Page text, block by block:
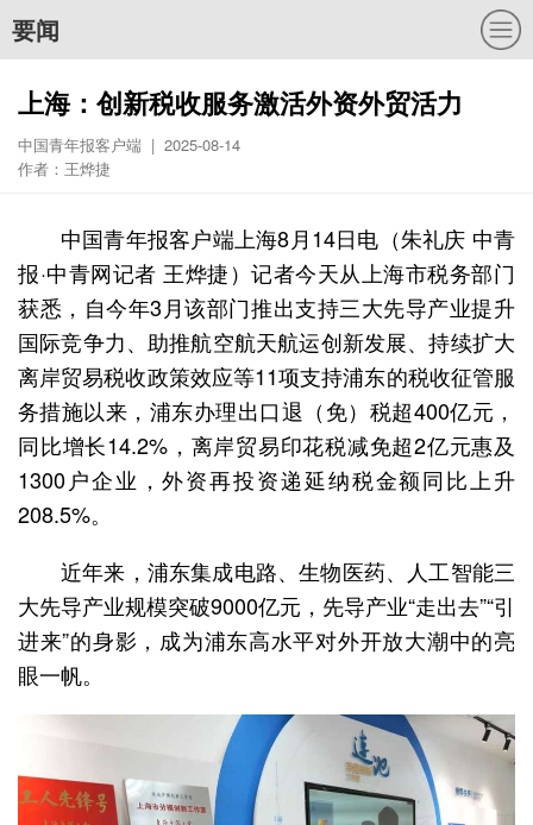
要闻
上海：创新税收服务激活外资外贸活力
中国青年报客户端 | 2025-08-14
作者：王烨捷
中国青年报客户端上海8月14日电（朱礼庆 中青
报·中青网记者 王烨捷）记者今天从上海市税务部门
获悉，自今年3月该部门推出支持三大先导产业提升
国际竞争力、助推航空航天航运创新发展、持续扩大
离岸贸易税收政策效应等11项支持浦东的税收征管服
务措施以来，浦东办理出口退（免）税超400亿元，
同比增长14.2%，离岸贸易印花税减免超2亿元惠及
1300户企业，外资再投资递延纳税金额同比上升
208.5%。
近年来，浦东集成电路、生物医药、人工智能三
大先导产业规模突破9000亿元，先导产业“走出去”“引
进来”的身影，成为浦东高水平对外开放大潮中的亮
眼一帆。